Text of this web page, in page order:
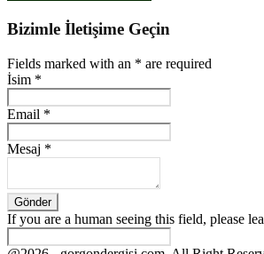
Bizimle İletişime Geçin
Fields marked with an * are required
İsim *
Email *
Mesaj *
If you are a human seeing this field, please